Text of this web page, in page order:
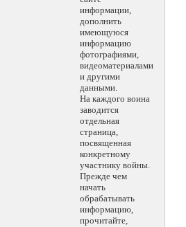
информации,
дополнить
имеющуюся
информацию
фотографиями,
видеоматериалами
и другими
данными.
На каждого воина
заводится
отдельная
страница,
посвященная
конкретному
участнику войны.
Прежде чем
начать
обрабатывать
информацию,
прочитайте,